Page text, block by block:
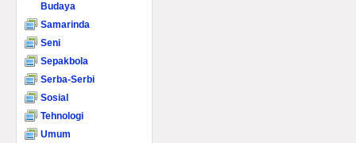
Budaya
Samarinda
Seni
Sepakbola
Serba-Serbi
Sosial
Tehnologi
Umum